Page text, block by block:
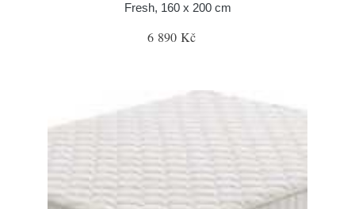
Fresh, 160 x 200 cm
6 890 Kč